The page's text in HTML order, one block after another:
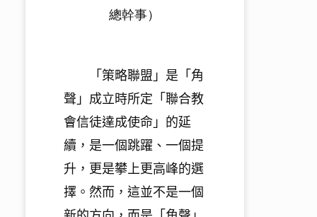
總幹事）
「策略聯盟」是「角
聲」成立時所定「聯合教
會信徒達成使命」 的延
續，是一個跳躍、一個提
升，更是攀上更高峰的選
擇。然而， 這並不是一個